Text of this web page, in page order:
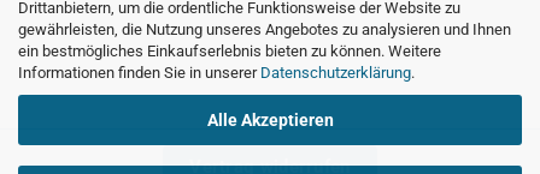
Drittanbietern, um die ordentliche Funktionsweise der Website zu
gewährleisten, die Nutzung unseres Angebotes zu analysieren und Ihnen
ein bestmögliches Einkaufserlebnis bieten zu können. Weitere
Informationen finden Sie in unserer Datenschutzerklärung.
Alle Akzeptieren
Vertrag widerrufen